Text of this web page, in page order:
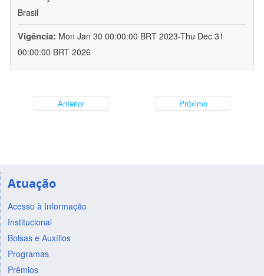
Brasil
Vigência: Mon Jan 30 00:00:00 BRT 2023-Thu Dec 31
00:00:00 BRT 2026
Anterior Próximo
Atuação
Acesso à Informação
Institucional
Bolsas e Auxílios
Programas
Prêmios